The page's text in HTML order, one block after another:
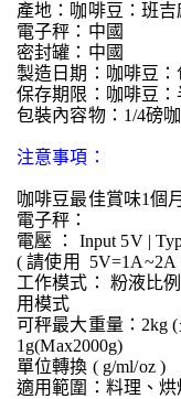
產地：咖啡豆：班吉
電子秤：中國
密封罐：中國
製造日期：咖啡豆
保存期限：咖啡豆：
包裝內容物：1/4磅
注意事項：
咖啡豆最佳賞味1個月
電子秤：
電壓 ： Input 5V |
( 請使用
工作模式： 粉液比
用模式
可秤最大重量：2kg
1g(Max2000g)
單位轉換 ( g/ml/oz )
適用範圍：料理、